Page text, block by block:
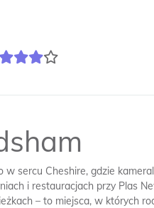
sercu Cheshire, gdzie
i restauracjach przy Plas
– to miejsca, w których